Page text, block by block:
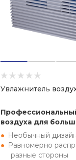
Увлажнитель
воздуха для
Необычный
Равномерно
разные стороны